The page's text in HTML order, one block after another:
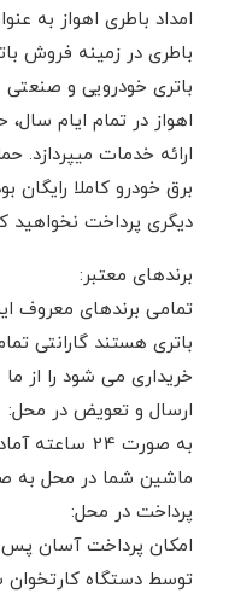
امداد باطری اهواز به
باطری در زمینه فروش
باتری خودرویی و صنعتی
اهواز در تمام ایام سال،
ارائه خدمات میپردازد.
برق خودرو کاملا رایگان
دیگری پرداخت نخواهید کرد.
برندهای معتبر:
تمامی برندهای معروف
باتری هستند گارانتی
خریداری می شود را از ما
ارسال و تعویض در محل:
به صورت 24
ماشین شما در محل به
پرداخت در محل:
امکان پرداخت آسان پس
توسط دستگاه کارتخوان